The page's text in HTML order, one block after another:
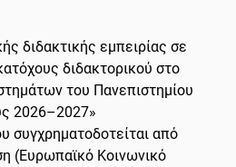
διδακτικής εμπειρίας σε
διδακτορικού στο
του Πανεπιστημίου
2026–2027»
συγχρηματοδοτείται από
(Ευρωπαϊκό Κοινωνικό